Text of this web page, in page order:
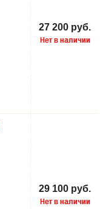
27 200 руб.
29 100 руб.